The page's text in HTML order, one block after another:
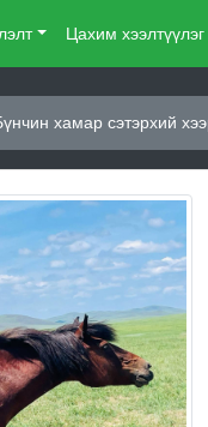
Цахим хээлтүүлэг
хамар сэтэрхий